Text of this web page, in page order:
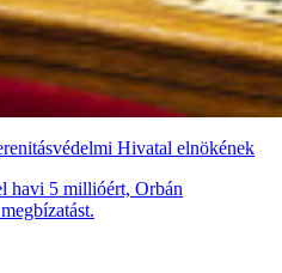
Hivatal elnökének
havi 5 millióért, Orbán